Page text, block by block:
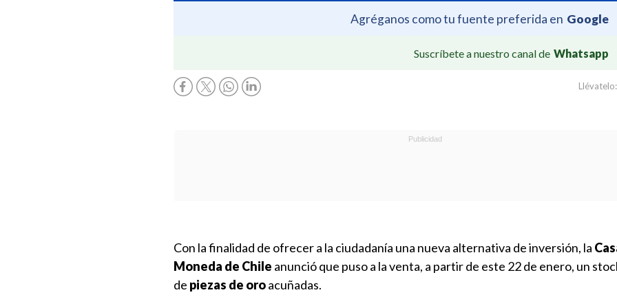
Agréganos como tu fuente preferida en Google
Suscríbete a nuestro canal de Whatsapp
Llévatelo:
Con la finalidad de ofrecer a la ciudadanía una nueva alternativa de inversión, la
Moneda de Chile anunció que puso a la venta, a partir de este 22 de enero, un
de piezas de oroacuñadas.